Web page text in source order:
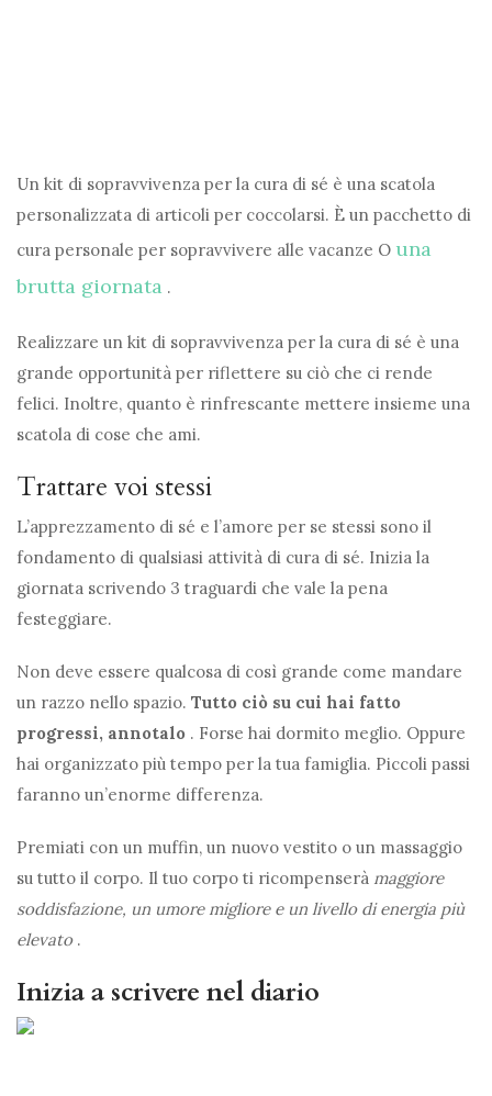
Un kit di sopravvivenza per la cura di sé è una scatola
personalizzata di articoli per coccolarsi. È un pacchetto di
cura personale per sopravvivere alle vacanze O una
brutta giornata .
Realizzare un kit di sopravvivenza per la cura di sé è una
grande opportunità per riflettere su ciò che ci rende
felici. Inoltre, quanto è rinfrescante mettere insieme una
scatola di cose che ami.
Trattare voi stessi
L’apprezzamento di sé e l’amore per se stessi sono il
fondamento di qualsiasi attività di cura di sé. Inizia la
giornata scrivendo 3 traguardi che vale la pena
festeggiare.
Non deve essere qualcosa di così grande come mandare
un razzo nello spazio. Tutto ciò su cui hai fatto
progressi, annotalo . Forse hai dormito meglio. Oppure
hai organizzato più tempo per la tua famiglia. Piccoli passi
faranno un’enorme differenza.
Premiati con un muffin, un nuovo vestito o un massaggio
su tutto il corpo. Il tuo corpo ti ricompenserà maggiore
soddisfazione, un umore migliore e un livello di energia più
elevato.
Inizia a scrivere nel diario